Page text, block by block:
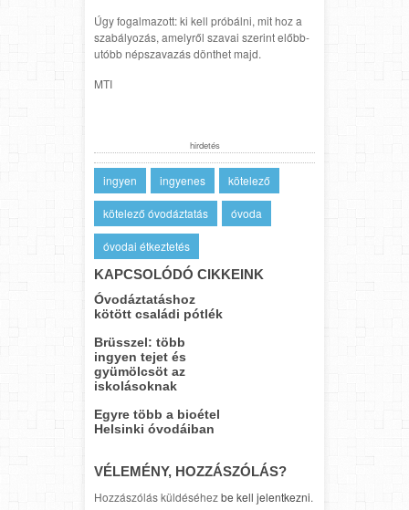
Úgy fogalmazott: ki kell próbálni, mit hoz a
szabályozás, amelyről szavai szerint előbb-
utóbb népszavazás dönthet majd.
MTI
hirdetés
ingyen ingyenes kötelező
kötelező óvodáztatás óvoda
óvodai étkeztetés
KAPCSOLÓDÓ CIKKEINK
Óvodáztatáshoz
kötött családi pótlék
Brüsszel: több
ingyen tejet és
gyümölcsöt az
iskolásoknak
Egyre több a bioétel
Helsinki óvodáiban
VÉLEMÉNY, HOZZÁSZÓLÁS?
Hozzászólás küldéséhezbe kell jelentkezni.